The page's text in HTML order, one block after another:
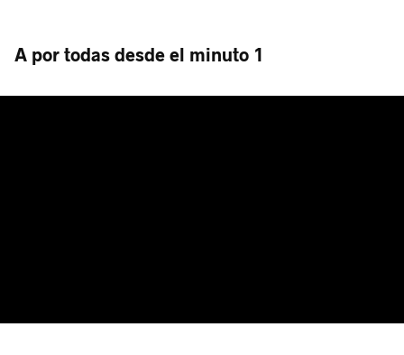
A por todas desde el minuto 1